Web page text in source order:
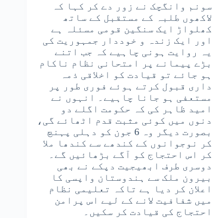
سونم وانگچک نے زور دے کر کہا کہ
لاکھوں طلبہ کے مستقبل کے ساتھ
کھلواڑ ایک سنگین قومی مسئلہ ہے
اور ایک زندہ و خوددار جمہوریت کی
یہ روایت ہونی چاہیے کہ جب اتنے
بڑے پیمانے پر امتحانی نظام ناکام
ہو جائے تو قیادت کو اخلاقی ذمہ
داری قبول کرتے ہوئے فوری طور پر
مستعفی ہو جانا چاہیے۔ انہوں نے
امید ظاہر کی کہ حکومت اگلے دو
دنوں میں کوئی مثبت قدم اٹھائے گی،
بصورت دیگر وہ 6 جون کو دہلی پہنچ
کر نوجوانوں کے کندھے سے کندھا ملا
کر اس احتجاج کو آگے بڑھائیں گے۔
دوسری طرف ابھیجیت دپکے نے بھی
بیرون ملک سے ہندوستان واپسی کا
اعلان کر دیا ہے تاکہ تعلیمی نظام
میں شفافیت لانے کے لیے اس پرامن
احتجاج کی قیادت کر سکیں۔